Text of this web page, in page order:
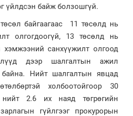
үйлдсэн байж болзошгүй.
байгаагаас 11 төсөлд нь
олгогдоогүй, 13 төсөлд нь
хэмжээний санхүүжилт олгоод
дээр шалгалтын ажил
байна. Нийт шалгалтын явцад
холбоотойгоор 30
2.6 их наяд төгрөгийн
гүйлгээг прокурорын